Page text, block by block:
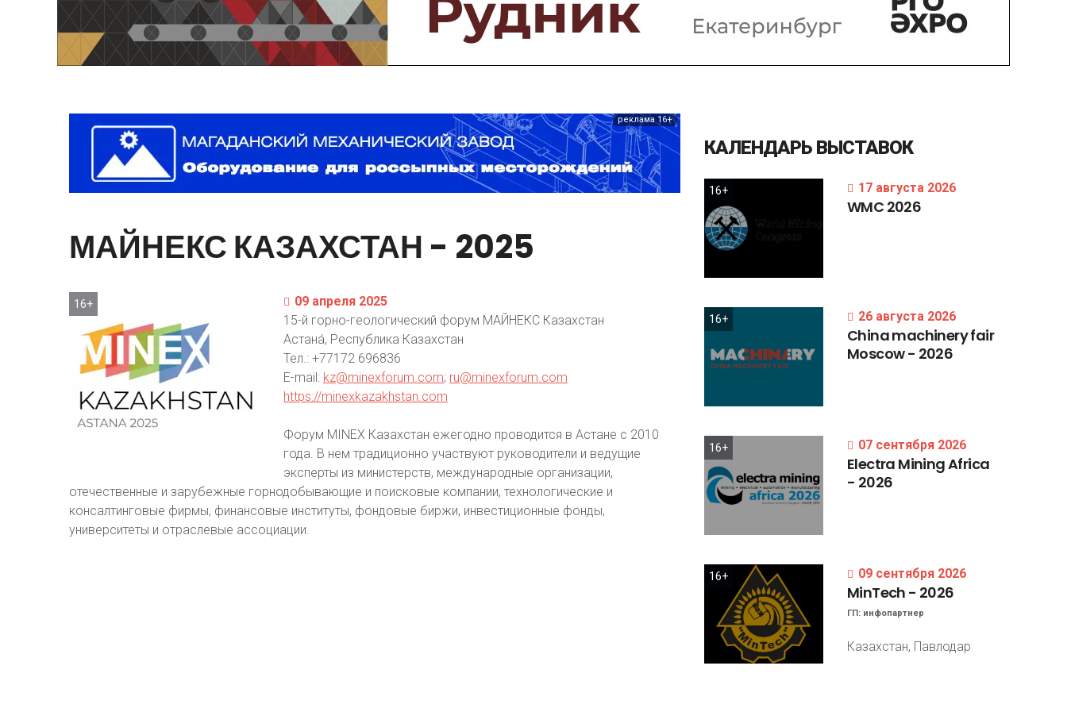
Предприятия и компании
Интервью
Выставки, Конференции
реклама 16+
МАЙНЕКСКАЗАХСТАН - 2025
16+
09 апреля 2025
15-й горно-геологический форум МАЙНЕКС Казахстан
Астана́, Республика Казахстан
Тел.: +77172 696836
E-mail: kz@minexforum.com; ru@minexforum.com
https://minexkazakhstan.com
Форум MINEX Казахстан ежегодно проводится в Астане с 2010
года. В нем традиционно участвуют руководители и ведущие
эксперты из министерств, международные организации,
отечественные и зарубежные горнодобывающие и поисковые компании, технологические и
консалтинговые фирмы, финансовые институты, фондовые биржи, инвестиционные фонды,
университеты и отраслевые ассоциации.
КАЛЕНДАРЬ ВЫСТАВОК
16+ 17 августа 2026
WMC 2026
16+ 26 августа 2026
Chinamachineryfair
Moscow- 2026
16+ 07 сентября 2026
Electra MiningAfrica
- 2026
16+ 09 сентября 2026
MinTech - 2026
ГП: инфопартнер
Казахстан, Павлодар